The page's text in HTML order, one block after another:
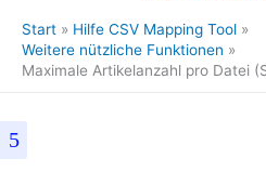
Start
Hilfe CSV Mapping Tool
Weitere nützliche Funktionen
Maximale Artikelanzahl pro Datei